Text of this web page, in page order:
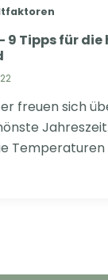
9 Tipps für die
freuen sich